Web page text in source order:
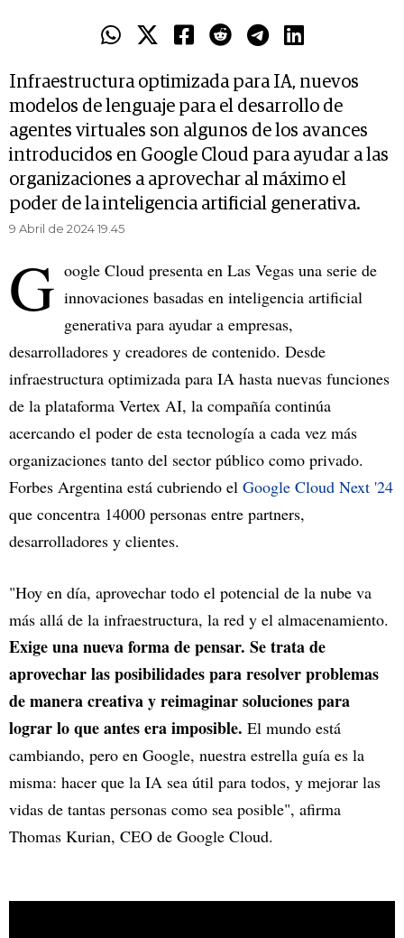
Infraestructura optimizada para IA, nuevos
modelos de lenguaje para el desarrollo de
agentes virtuales son algunos de los avances
introducidos en Google Cloud para ayudar a las
organizaciones a aprovechar al máximo el
poder de la inteligencia artificial generativa.
9 Abril de 2024 19.45
G oogle Cloud presenta en Las Vegas una serie de
innovaciones basadas en inteligencia artificial
generativa para ayudar a empresas,
desarrolladores y creadores de contenido. Desde
infraestructura optimizada para IA hasta nuevas funciones
de la plataforma Vertex AI, la compañía continúa
acercando el poder de esta tecnología a cada vez más
organizaciones tanto del sector público como privado.
Forbes Argentina está cubriendo el Google Cloud Next '24
que concentra 14000 personas entre partners,
desarrolladores y clientes.
"Hoy en día, aprovechar todo el potencial de la nube va
más allá de la infraestructura, la red y el almacenamiento.
Exige una nueva forma de pensar. Se trata de
aprovechar las posibilidades para resolver problemas
de manera creativa y reimaginar soluciones para
lograr lo que antes era imposible. El mundo está
cambiando, pero en Google, nuestra estrella guía es la
misma: hacer que la IA sea útil para todos, y mejorar las
vidas de tantas personas como sea posible", afirma
Thomas Kurian, CEO de Google Cloud.